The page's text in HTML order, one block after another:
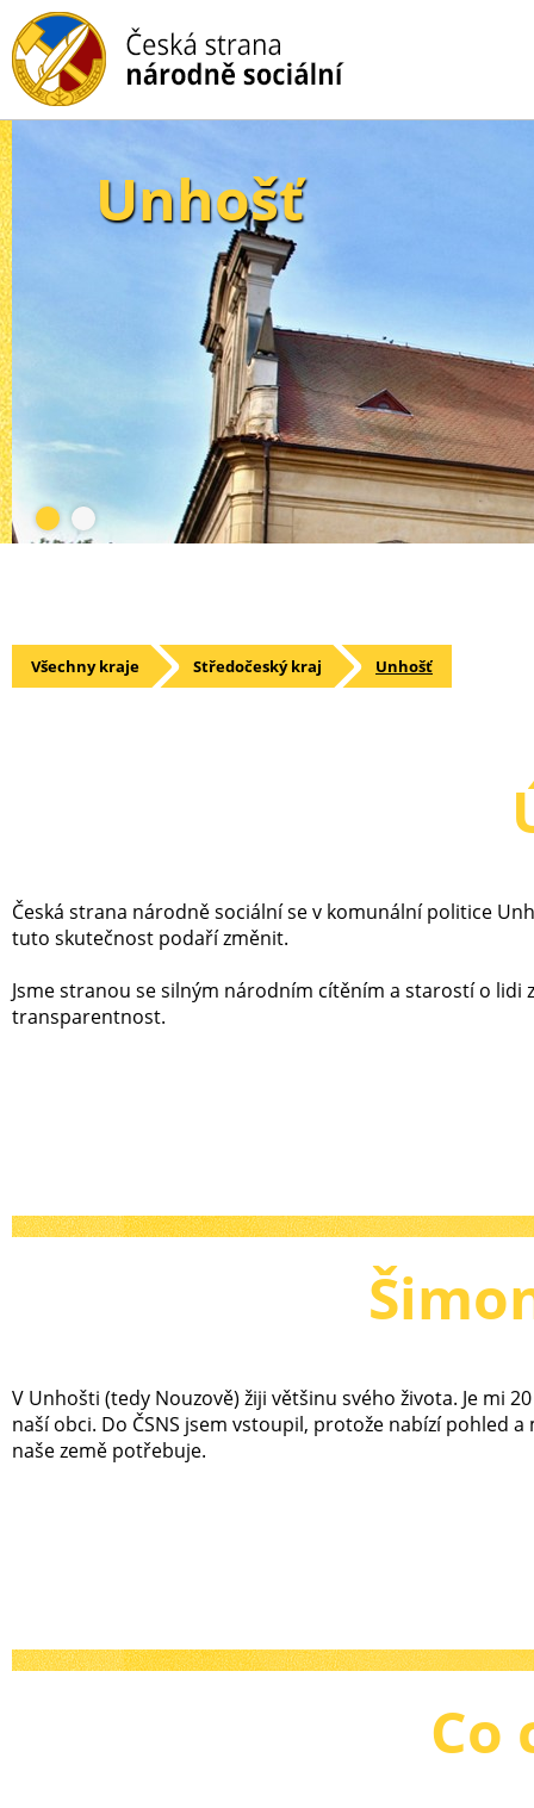
Unhošť
Všechny kraje Středočeský kraj Unhošť
Česká strana národně sociální se v komunální politice
tuto skutečnost podaří změnit.
Jsme stranou se silným národním cítěním a starostí o
transparentnost.
V Unhošti (tedy Nouzově) žiji většinu svého života. Je mi
naší obci. Do ČSNS jsem vstoupil, protože nabízí pohled
naše země potřebuje.
Co